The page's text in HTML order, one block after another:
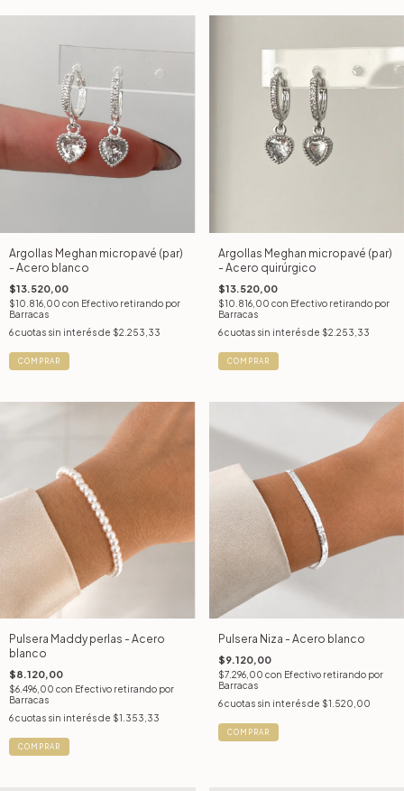
Argollas Meghan micropavé (par)
- Acero blanco
$13.520,00
$10.816,00 con Efectivo retirando por
Barracas
6cuotas sin interés de $2.253,33
COMPRAR
Argollas Meghan micropavé (par)
- Acero quirúrgico
$13.520,00
$10.816,00 con Efectivo retirando por
Barracas
6 cuotas sin interés de $2.253,33
COMPRAR
Pulsera Maddy perlas - Acero
blanco
$8.120,00
$6.496,00 con Efectivo retirando por
Barracas
6cuotas sin interés de $1.353,33
COMPRAR
Pulsera Niza - Acero blanco
$9.120,00
$7.296,00 con Efectivo retirando por
Barracas
6 cuotas sin interés de $1.520,00
COMPRAR